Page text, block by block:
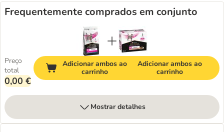
Frequentemente comprados em conjunto
Preço
total
0,00 €
Adicionar ambos ao
carrinho
Adicionar ambos ao
carrinho
Mostrar detalhes